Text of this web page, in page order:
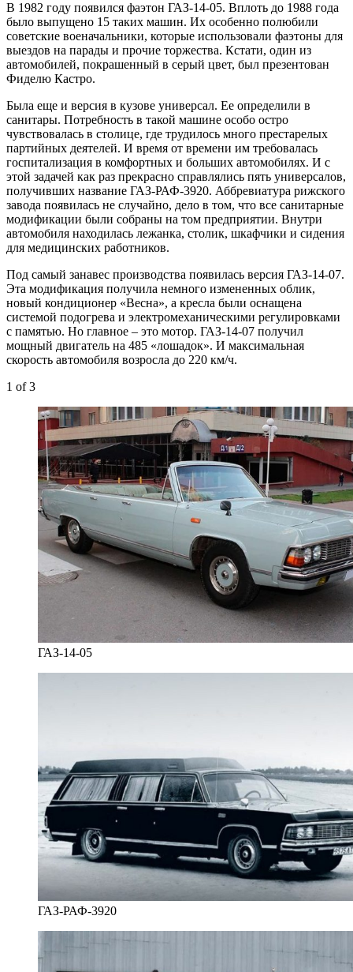
В 1982 году появился фаэтон ГАЗ-14-05. Вплоть до 1988 года
было выпущено 15 таких машин. Их особенно полюбили
советские военачальники, которые использовали фаэтоны для
выездов на парады и прочие торжества. Кстати, один из
автомобилей, покрашенный в серый цвет, был презентован
Фиделю Кастро.
Была еще и версия в кузове универсал. Ее определили в
санитары. Потребность в такой машине особо остро
чувствовалась в столице, где трудилось много престарелых
партийных деятелей. И время от времени им требовалась
госпитализация в комфортных и больших автомобилях. И с
этой задачей как раз прекрасно справлялись пять универсалов,
получивших название ГАЗ-РАФ-3920. Аббревиатура рижского
завода появилась не случайно, дело в том, что все санитарные
модификации были собраны на том предприятии. Внутри
автомобиля находилась лежанка, столик, шкафчики и сидения
для медицинских работников.
Под самый занавес производства появилась версия ГАЗ-14-07.
Эта модификация получила немного измененных облик,
новый кондиционер «Весна», а кресла были оснащена
системой подогрева и электромеханическими регулировками
с памятью. Но главное – это мотор. ГАЗ-14-07 получил
мощный двигатель на 485 «лошадок». И максимальная
скорость автомобиля возросла до 220 км/ч.
1 of 3
ГАЗ-14-05
ГАЗ-РАФ-3920